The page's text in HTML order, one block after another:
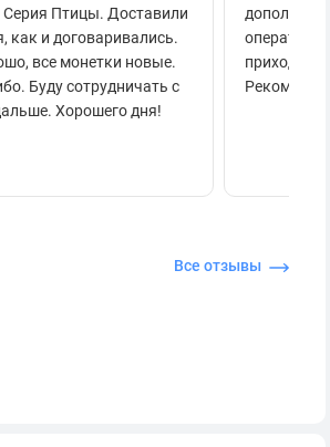
Серия Птицы. Доставили
как и договаривались.
все монетки новые.
Буду сотрудничать с
Хорошего дня!
приходило
Все отзывы